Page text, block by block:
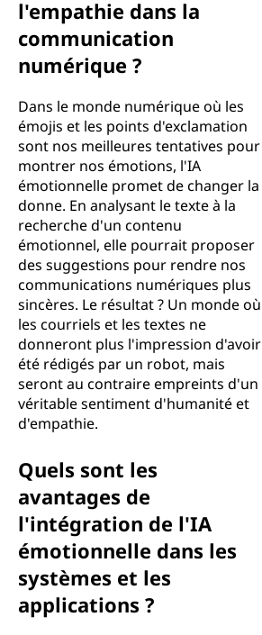
l'empathie dans la
communication
numérique ?
Dans le monde numérique où les
émojis et les points d'exclamation
sont nos meilleures tentatives pour
montrer nos émotions, l'IA
émotionnelle promet de changer la
donne. En analysant le texte à la
recherche d'un contenu
émotionnel, elle pourrait proposer
des suggestions pour rendre nos
communications numériques plus
sincères. Le résultat ? Un monde où
les courriels et les textes ne
donneront plus l'impression d'avoir
été rédigés par un robot, mais
seront au contraire empreints d'un
véritable sentiment d'humanité et
d'empathie.
Quels sont les
avantages de
l'intégration de l'IA
émotionnelle dans les
systèmes et les
applications ?